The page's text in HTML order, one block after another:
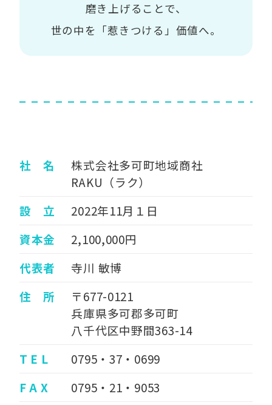
磨き上げることで、
世の中を「惹きつける」価値へ。
社 名
株式会社多可町地域商社
RAKU（ラク）
設 立
2022年11月１日
資本金
2,100,000円
代表者
寺川 敏博
住 所
〒677-0121
兵庫県多可郡多可町
八千代区中野間363-14
T E L
0795・37・0699
F A X
0795・21・9053